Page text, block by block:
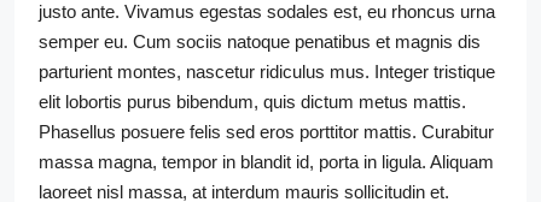
justo ante. Vivamus egestas sodales est, eu rhoncus urna
semper eu. Cum sociis natoque penatibus et magnis dis
parturient montes, nascetur ridiculus mus. Integer tristique
elit lobortis purus bibendum, quis dictum metus mattis.
Phasellus posuere felis sed eros porttitor mattis. Curabitur
massa magna, tempor in blandit id, porta in ligula. Aliquam
laoreet nisl massa, at interdum mauris sollicitudin et.